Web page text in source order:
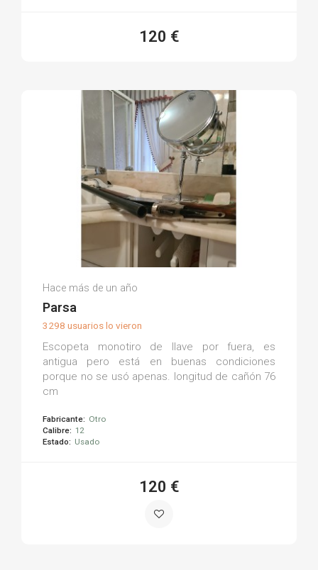
120 €
José Antonio Á.
Hace más de un año
Parsa
3298 usuarios lo vieron
Escopeta monotiro de llave por fuera, es
antigua pero está en buenas condiciones
porque no se usó apenas. longitud de cañón 76
cm
Fabricante: Otro
Calibre: 12
Estado: Usado
120 €